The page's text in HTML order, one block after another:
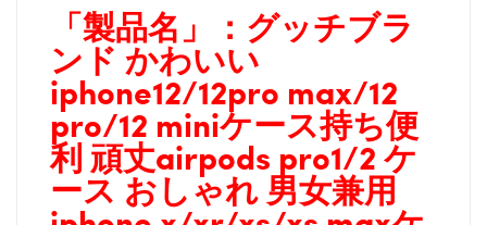
「製品名」： グッチブラ
ンド かわいい
iphone12/12pro max/12
pro/12 miniケース持ち便
利 頑丈airpods pro1/2 ケ
ース おしゃれ 男女兼用